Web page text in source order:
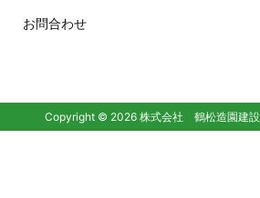
お問合わせ
Copyright © 2026 株式会社 鶴松造園建設